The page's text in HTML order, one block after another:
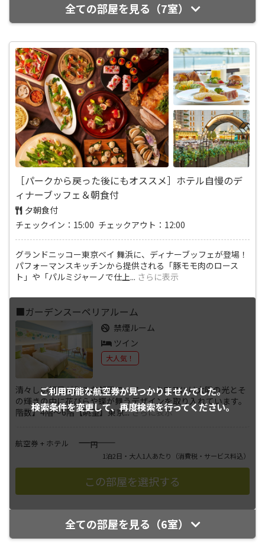
全ての部屋を見る（7室）
［パークから戻った後にもオススメ］ホテル自慢のデ
ィナーブッフェ＆朝食付
夕朝食付
チェックイン：15:00 チェックアウト：12:00
グランドニッコー東京ベイ 舞浜に、ディナーブッフェが登場！
パフォーマンスキッチンから提供される「豚モモ肉のロース
ト」や「パルミジャーノで仕上... さらに表示
ご利用可能な航空券が見つかりませんでした。
検索条件を変更して、再度検索を行ってください。
■ガーデンスーペリアルーム
禁煙ルーム
ツイン
大人気！
清々しい朝日が入るお部屋で、アートクロスには太陽の光とそ
の輝きの中に花びらや蝶が舞うデザインを取り入れています。
階数】4階～6階【眺望】東京...さらに表示
航空券 + ホテル ――――円
1泊2日・大人1人あたり （消費税・サービス料込）
全ての部屋を見る（6室）